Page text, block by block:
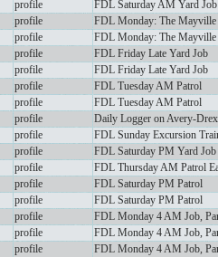
profile
FDL Saturday AM Yard Job
profile
FDL Monday: The
profile
FDL Monday: The
profile
FDL Friday Late Yard Job
profile
FDL Friday Late Yard Job
profile
FDL Tuesday AM Patrol
profile
FDL Tuesday AM Patrol
profile
Daily Logger on Avery-
profile
FDL Sunday Excursion
profile
FDL Saturday PM Yard Job
profile
FDL Thursday AM Patrol
profile
FDL Saturday PM Patrol
profile
FDL Saturday PM Patrol
profile
FDL Monday 4 AM Job,
profile
FDL Monday 4 AM Job,
profile
FDL Monday 4 AM Job,